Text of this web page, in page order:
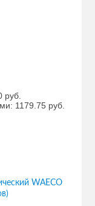
руб.
1179.75 руб.